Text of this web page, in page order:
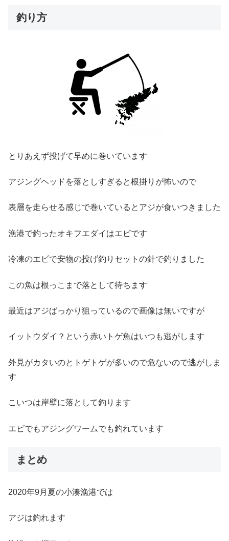
釣り方
とりあえず投げて早めに巻いています
アジングヘッドを落としすぎると根掛りが怖いので
表層を走らせる感じで巻いているとアジが食いつきました
漁港で釣ったオキフエダイはエビです
冷凍のエビで安物の投げ釣りセットの針で釣りました
この魚は根っこまで落として待ちます
最近はアジばっかり狙っているので画像は無いですが
イットウダイ？という赤いトゲ魚はいつも逃がします
外見がカタいのとトゲトゲが多いので危ないので逃がしま
す
こいつは岸壁に落として釣ります
エビでもアジングワームでも釣れています
まとめ
2020年9月夏の小湊漁港では
アジは釣れます